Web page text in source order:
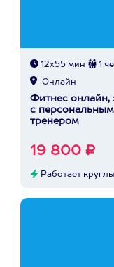
12х55 мин 1
Онлайн
Фитнес онлайн,
с персональным
тренером
19 800 ₽
Работает